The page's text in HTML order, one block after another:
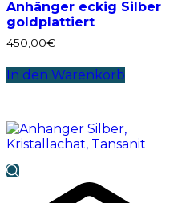
Anhänger eckig Silber
goldplattiert
450,00€
In den Warenkorb